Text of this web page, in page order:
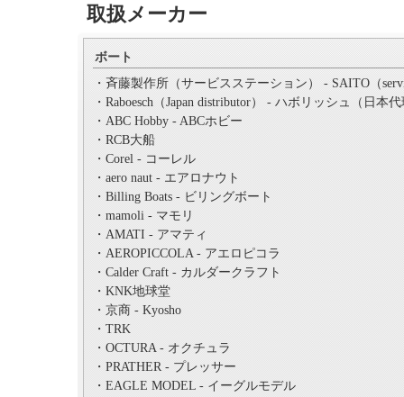
取扱メーカー
ボート
・斉藤製作所（サービスステーション） - SAITO（
・Raboesch（Japan distributor） - ハボリッシュ（日本
・ABC Hobby - ABCホビー
・RCB大船
・Corel - コーレル
・aero naut - エアロナウト
・Billing Boats - ビリングボート
・mamoli - マモリ
・AMATI - アマティ
・AEROPICCOLA - アエロピコラ
・Calder Craft - カルダークラフト
・KNK地球堂
・京商 - Kyosho
・TRK
・OCTURA - オクチュラ
・PRATHER - プレッサー
・EAGLE MODEL - イーグルモデル